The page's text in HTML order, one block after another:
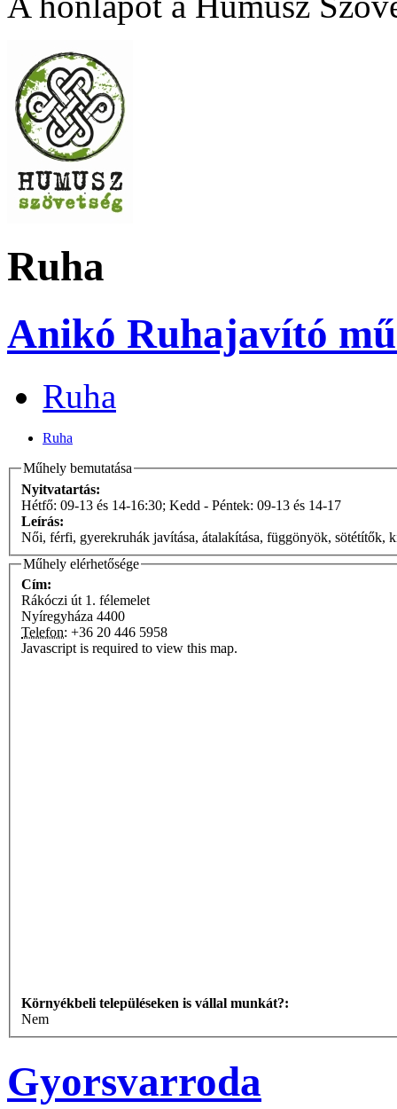
Ruha
Anikó Ruhajavító
Ruha
Ruha
Műhely bemutatása
Nyitvatartás:
Hétfő: 09-13 és 14-16:30; Kedd - Péntek: 09-13 és 14-17
Leírás:
Női, férfi, gyerekruhák javítása, átalakítása, függönyök, sötétítők,
Műhely elérhetősége
Cím:
Rákóczi út 1. félemelet
Nyíregyháza 4400
Telefon: +36 20 446 5958
Javascript is required to view this map.
Környékbeli településeken is vállal munkát?:
Nem
Gyorsvarroda